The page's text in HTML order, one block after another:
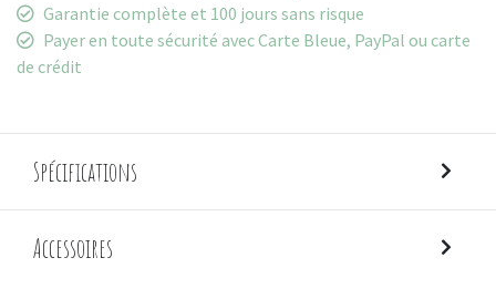
Garantie complète et 100 jours sans risque
Payer en toute sécurité avec Carte Bleue, PayPal ou carte
de crédit
Spécifications
Accessoires